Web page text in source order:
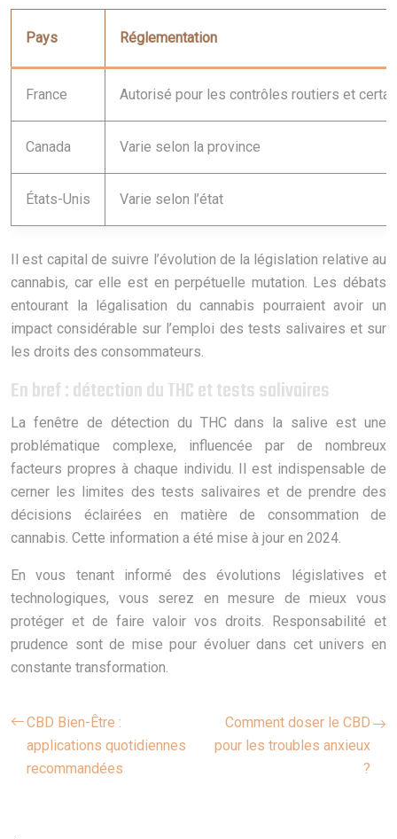
Pays Réglementation
France Autorisé pour les contrôles routiers et
Canada Varie selon la province
États-Unis Varie selon l’état
Il est capital de suivre l’évolution de la législation relative au
cannabis, car elle est en perpétuelle mutation. Les débats
entourant la légalisation du cannabis pourraient avoir un
impact considérable sur l’emploi des tests salivaires et sur
les droits des consommateurs.
En bref : détection du THC et tests salivaires
La fenêtre de détection du THC dans la salive est une
problématique complexe, influencée par de nombreux
facteurs propres à chaque individu. Il est indispensable de
cerner les limites des tests salivaires et de prendre des
décisions éclairées en matière de consommation de
cannabis. Cette information a été mise à jour en 2024.
En vous tenant informé des évolutions législatives et
technologiques, vous serez en mesure de mieux vous
protéger et de faire valoir vos droits. Responsabilité et
prudence sont de mise pour évoluer dans cet univers en
constante transformation.
CBD Bien-Être :
applications quotidiennes
recommandées
Comment doser le CBD
pour les troubles anxieux
?